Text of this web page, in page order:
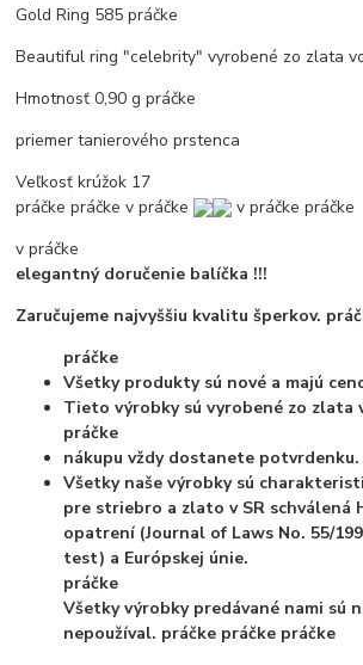
Gold Ring 585práčke
Beautiful ring "celebrity" vyrobené zo zlata
Hmotnosť 0,90 gpráčke
priemer tanierového prstenca
Veľkosť krúžok 17
práčkepráčkev práčke v práčkepráčke
v práčke
elegantný doručenie balíčka !!!
Zaručujeme najvyššiu kvalitu šperkov.
práčke
Všetky produkty sú nové a majú
Tieto výrobky sú vyrobené zo zlata
práčke
nákupu vždy dostanete potvrdenku.
Všetky naše výrobky sú
pre striebro a zlato v SR schválená
opatrení (Journal of Laws No. 55/
test) a Európskej únie.
práčke
Všetky výrobky predávané nami sú
nepoužíval. práčke práčke práčke